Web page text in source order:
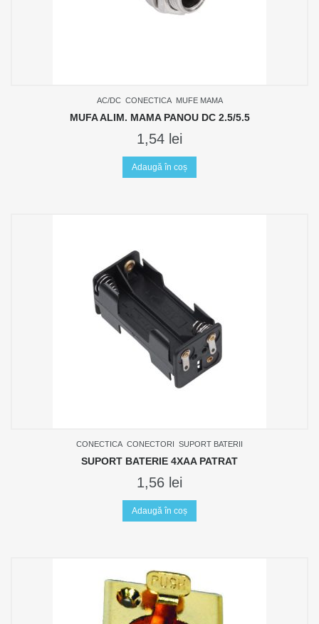
AC/DC CONECTICA MUFE MAMA
MUFA ALIM. MAMA PANOU DC 2.5/5.5
1,54 lei
Adaugă în coș
CONECTICA CONECTORI SUPORT BATERII
SUPORT BATERIE 4XAA PATRAT
1,56 lei
Adaugă în coș